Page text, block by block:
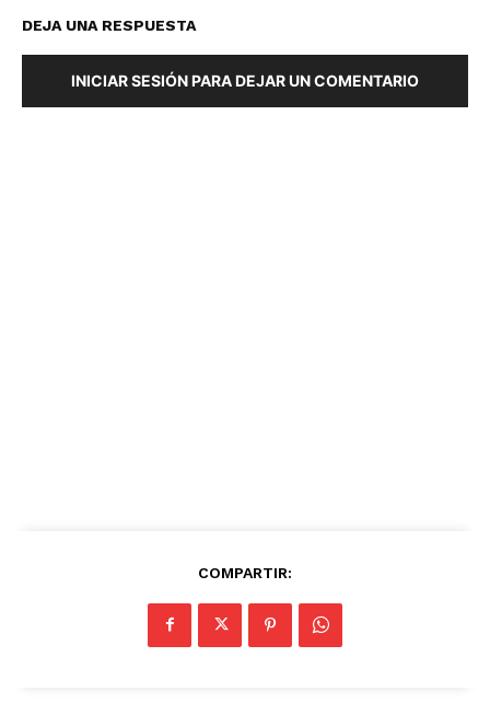
DEJA UNA RESPUESTA
INICIAR SESIÓN PARA DEJAR UN COMENTARIO
COMPARTIR: